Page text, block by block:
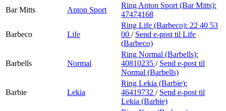
Bar Mitts
Anton Sport
Ring Anton Sport (Bar Mitts):
47474168
Barbeco Life
Ring Life (Barbeco): 22 40 53
00 / Send e-post til Life
(Barbeco)
Barbells Normal
Ring Normal (Barbells):
40810235 / Send e-post til
Normal (Barbells)
Barbie Lekia
Ring Lekia (Barbie):
46419732 / Send e-post til
Lekia (Barbie)